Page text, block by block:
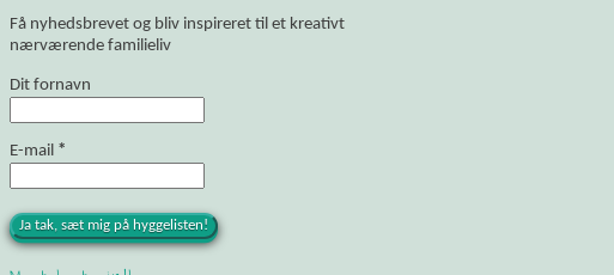
Få nyhedsbrevet og bliv inspireret til et kreativt
nærværende familieliv
Dit fornavn
E-mail *